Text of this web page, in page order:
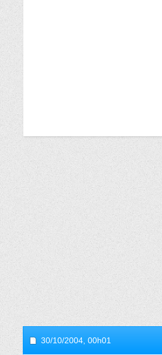
30/10/2004, 00h01